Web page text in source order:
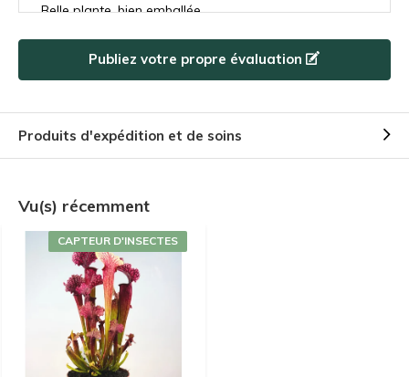
Belle plante, bien emballée
+
5 / 5
muy bellas. El embalaje y preparación del envío es
top, de 10. El vendedor Bart muy amable en su email
y dándome la información que yo necesitaba sobre
la llegada del paquete. Muy feliz con la compra y con
ganas de repetir
Elisabeth Buisan
5 / 5
Publiez votre propre évaluation
Produits d'expédition et de soins
Vu(s) récemment
CAPTEUR D'INSECTES